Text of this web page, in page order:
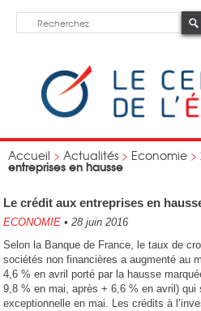
Accueil > Actualités > Economie >
entreprises en hausse
Le crédit aux entreprises en
ECONOMIE • 28 juin 2016
Selon la Banque de France, le taux de
sociétés non financières a augmenté au
4,6 % en avril porté par la hausse
9,8 % en mai, après + 6,6 % en avril) qui
exceptionnelle en mai. Les crédits à